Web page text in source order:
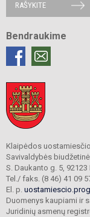
RAŠYKITE
Bendraukime
Klaipėdos
Savivaldybės
S. Daukanto g. 5, 92123
Tel./ faks. (8 46) 41 09
El. p.
Duomenys kaupiami ir
Juridinių asmenų